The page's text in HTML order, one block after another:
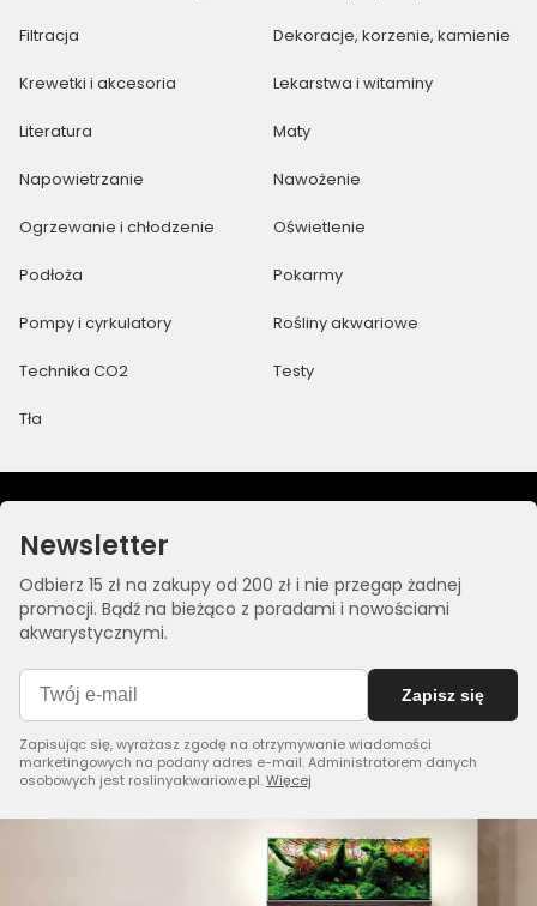
Filtracja Dekoracje, korzenie, kamienie
Krewetki i akcesoria Lekarstwa i witaminy
Literatura Maty
Napowietrzanie Nawożenie
Ogrzewanie i chłodzenie Oświetlenie
Podłoża Pokarmy
Pompy i cyrkulatory Rośliny akwariowe
Technika CO2 Testy
Tła
Newsletter
Odbierz 15 zł na zakupy od 200 zł i nie przegap żadnej
promocji. Bądź na bieżąco z poradami i nowościami
akwarystycznymi.
Zapisz się
Zapisując się, wyrażasz zgodę na otrzymywanie wiadomości
marketingowych na podany adres e-mail. Administratorem danych
osobowych jest roslinyakwariowe.pl.Więcej